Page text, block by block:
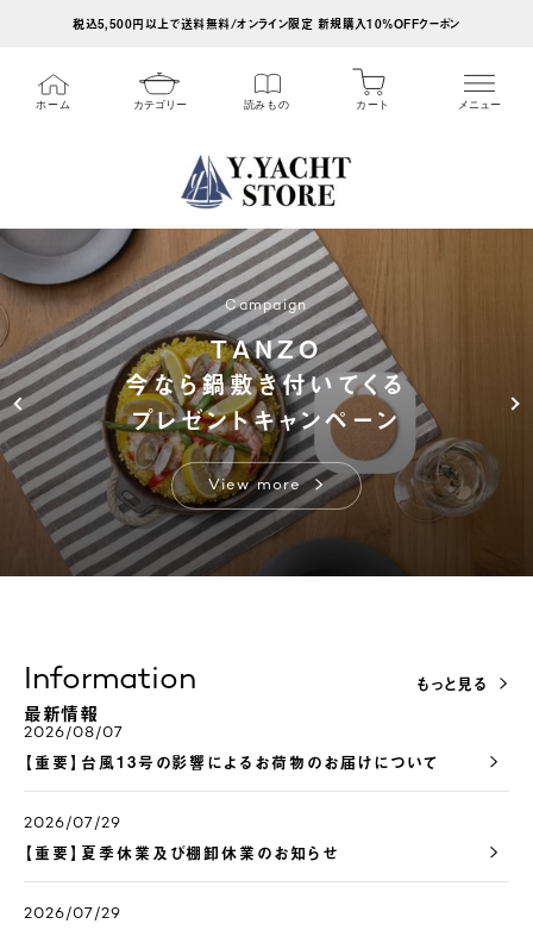
テ
ン
ツ
に
移
動
す
税込5,500円以上で送料無料/オンライン限定 新規購入10%OFFクーポン
ホーム カテゴリー 読みもの カート メニュー
Campaign
TANZO
今なら鍋敷き付いてくる
プレゼントキャンペーン
View more
Information
最新情報
もっと見る
2026/08/07
【重要】台風13号の影響によるお荷物のお届けについて
2026/07/29
【重要】夏季休業及び棚卸休業のお知らせ
2026/07/29